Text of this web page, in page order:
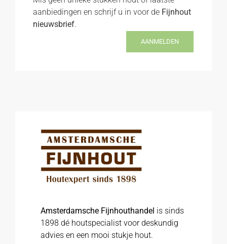
aanbiedingen en schrijf u in voor de Fijnhout
nieuwsbrief.
AANMELDEN
Amsterdamsche Fijnhouthandel is sinds
1898 dé houtspecialist voor deskundig
advies en een mooi stukje hout.